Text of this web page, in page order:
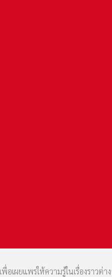
ผยแพร่ให้ความรู้ในเรื่องราวต่